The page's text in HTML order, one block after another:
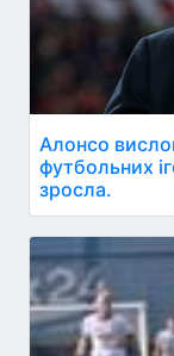
Алонсо
футбольних
зросла.